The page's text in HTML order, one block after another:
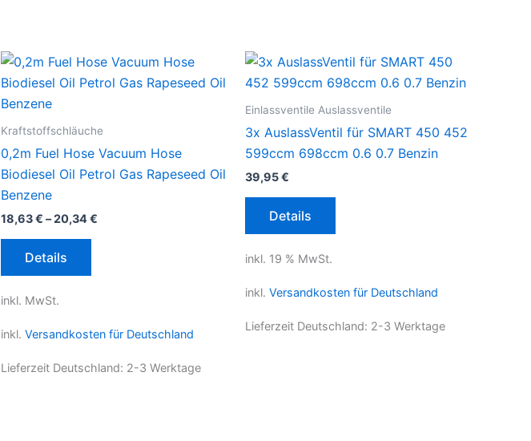
Kraftstoffschläuche
0,2m Fuel Hose Vacuum Hose
Biodiesel Oil Petrol Gas Rapeseed Oil
Benzene
18,63€ –20,34€
Details
Dieses
Die
inkl. MwSt.
inkl. Versandkosten für Deutschland
Lieferzeit Deutschland: 2-3 Werktage
Einlassventile Auslassventile
3x AuslassVentil für SMART 450 452
599ccm 698ccm 0.6 0.7 Benzin
39,95€
Details
inkl. 19 % MwSt.
inkl. Versandkosten für Deutschland
Lieferzeit Deutschland: 2-3 Werktage